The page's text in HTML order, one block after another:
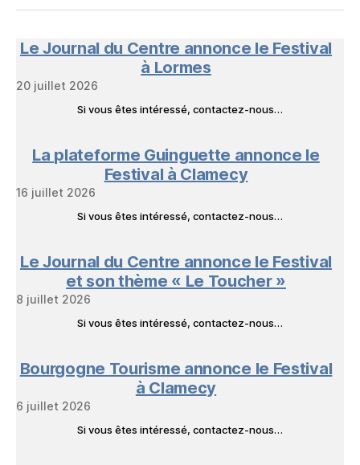
NeL
à
Livres
Le Journal du Centre annonce le Festival
à Lormes
20 juillet 2026
Si vous êtes intéressé, contactez-nous…
La plateforme Guinguette annonce le
Festival à Clamecy
16 juillet 2026
Si vous êtes intéressé, contactez-nous…
Le Journal du Centre annonce le Festival
et son thème « Le Toucher »
8 juillet 2026
Si vous êtes intéressé, contactez-nous…
Bourgogne Tourisme annonce le Festival
à Clamecy
6 juillet 2026
Si vous êtes intéressé, contactez-nous…